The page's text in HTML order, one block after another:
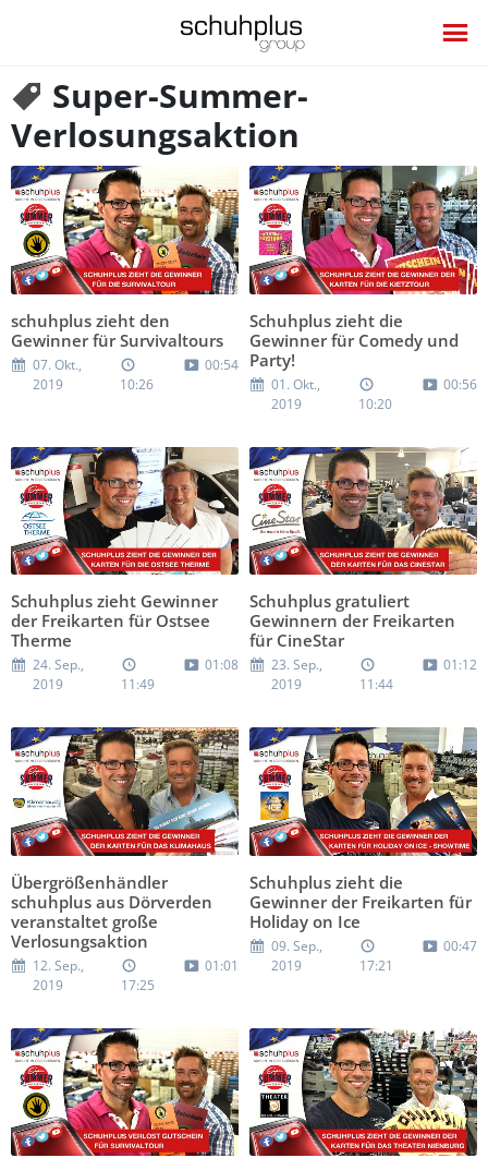
Super-Summer-
Verlosungsaktion
schuhplus zieht den
Gewinner für Survivaltours
07. Okt.,
2019
10:26
00:54
Schuhplus zieht die
Gewinner für Comedy und
Party!
01. Okt.,
2019
10:20
00:56
Schuhplus zieht Gewinner
der Freikarten für Ostsee
Therme
24. Sep.,
2019
11:49
01:08
Schuhplus gratuliert
Gewinnern der Freikarten
für CineStar
23. Sep.,
2019
11:44
01:12
Übergrößenhändler
schuhplus aus Dörverden
veranstaltet große
Verlosungsaktion
12. Sep.,
2019
17:25
01:01
Schuhplus zieht die
Gewinner der Freikarten für
Holiday on Ice
09. Sep.,
2019
17:21
00:47